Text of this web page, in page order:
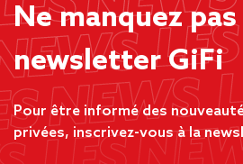
Ne manquez pas
newsletter GiFi
Pour être informé des
privées, inscrivez-vous à la